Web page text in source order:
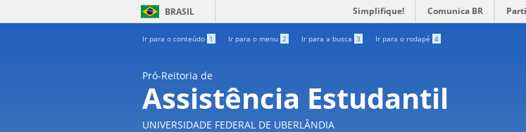
BRASIL Simplifique! Comunica BR
Ir para o conteúdo 1 Ir para o menu 2 Ir para a busca 3 Ir para o rodapé 4
Pró-Reitoria de
Assistência Estudantil
UNIVERSIDADE FEDERAL DE UBERLÂNDIA